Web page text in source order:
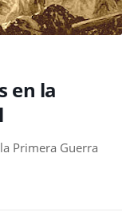
en la
Primera Guerra